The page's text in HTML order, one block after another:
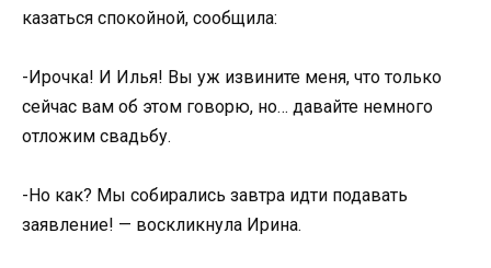
казаться спокойной, сообщила:
-Ирочка! И Илья! Вы уж извините меня, что только
сейчас вам об этом говорю, но… давайте немного
отложим свадьбу.
-Но как? Мы собирались завтра идти подавать
заявление! — воскликнула Ирина.